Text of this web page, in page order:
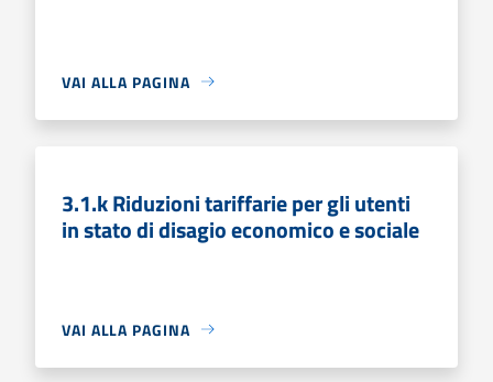
VAI ALLA PAGINA
3.1.k Riduzioni tariffarie per gli utenti
in stato di disagio economico e sociale
VAI ALLA PAGINA